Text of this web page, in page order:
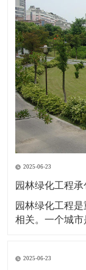
2025-06-23
园林绿化工程
园林绿化工程
相关。一个城
范围也不一样。
2025-06-23